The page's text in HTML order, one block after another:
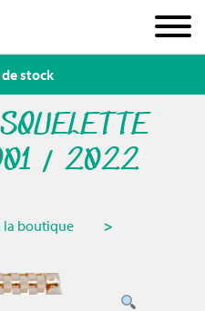
/ 2022
la boutique >
stock